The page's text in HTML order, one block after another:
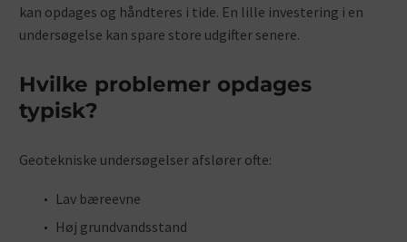
kan opdages og håndteres i tide. En lille investering i en
undersøgelse kan spare store udgifter senere.
Hvilke problemer opdages
typisk?
Geotekniske undersøgelser afslører ofte:
Lav bæreevne
Høj grundvandsstand